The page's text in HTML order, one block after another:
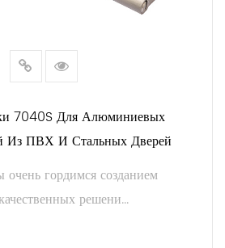
7040S Для Алюминиевых
Из ПВХ И Стальных Дверей
гордимся созданием
решени...